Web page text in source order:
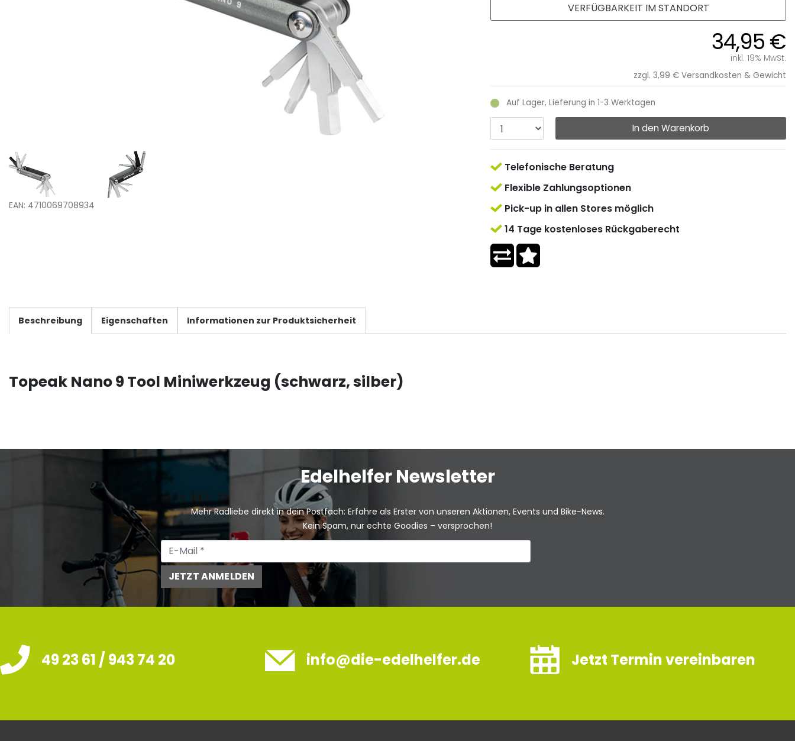
EAN: 4710069708934
34,95 €
inkl. 19% MwSt.
zzgl. 3,99 € Versandkosten & Gewicht
Auf Lager, Lieferung in 1-3 Werktagen
In den Warenkorb
VERFÜGBARKEIT IM STANDORT
Telefonische Beratung
Flexible Zahlungsoptionen
Pick-up in allen Stores möglich
14 Tage kostenloses Rückgaberecht
Beschreibung Eigenschaften Informationen zur Produktsicherheit
Topeak Nano 9 Tool Miniwerkzeug (schwarz, silber)
Edelhelfer Newsletter
Mehr Radliebe direkt in dein Postfach: Erfahre als Erster von unseren Aktionen, Events und Bike-News.
Kein Spam, nur echte Goodies – versprochen!
JETZT ANMELDEN
49 23 61 / 943 74 20 info@die-edelhelfer.de Jetzt Termin vereinbaren